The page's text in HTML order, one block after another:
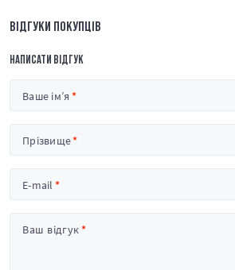
ВІДГУКИ ПОКУПЦІВ
НАПИСАТИ ВІДГУК
Ваше ім’я
Прізвище
E-mail
Ваш відгук